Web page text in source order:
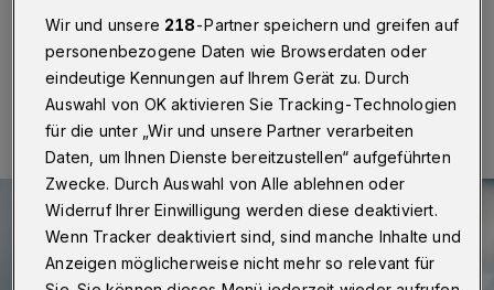
29.06.2018 , 09:47 Uhr Eine Minute Lesezeit
Wir und unsere 218-Partner speichern und greifen auf
personenbezogene Daten wie Browserdaten oder
eindeutige Kennungen auf Ihrem Gerät zu. Durch
Auswahl von OK aktivieren Sie Tracking-Technologien
für die unter „Wir und unsere Partner verarbeiten
Daten, um Ihnen Dienste bereitzustellen“ aufgeführten
Zwecke. Durch Auswahl von Alle ablehnen oder
Widerruf Ihrer Einwilligung werden diese deaktiviert.
Wenn Tracker deaktiviert sind, sind manche Inhalte und
Anzeigen möglicherweise nicht mehr so relevant für